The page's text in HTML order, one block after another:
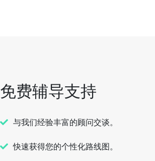
免费辅导支持
与我们经验丰富的顾问交谈。
快速获得您的个性化路线图。